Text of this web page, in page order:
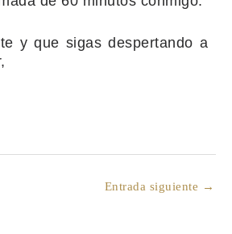
y que sigas despertando a
Entrada siguiente →